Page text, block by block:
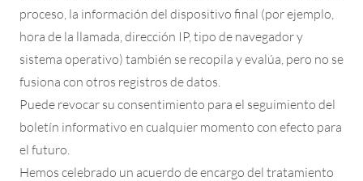
proceso, la información del dispositivo final (por ejemplo,
hora de la llamada, dirección IP, tipo de navegador y
sistema operativo) también se recopila y evalúa, pero no se
fusiona con otros registros de datos.
Puede revocar su consentimiento para el seguimiento del
boletín informativo en cualquier momento con efecto para
el futuro.
Hemos celebrado un acuerdo de encargo del tratamiento